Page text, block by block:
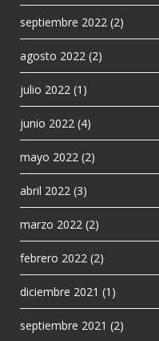
septiembre 2022 (2)
agosto 2022 (2)
julio 2022 (1)
junio 2022 (4)
mayo 2022 (2)
abril 2022 (3)
marzo 2022 (2)
febrero 2022 (2)
diciembre 2021 (1)
septiembre 2021 (2)